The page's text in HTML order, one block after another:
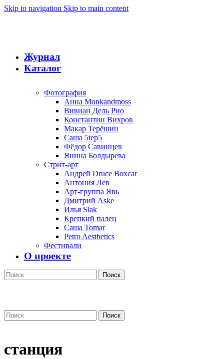
Skip to navigation Skip to main content
Журнал
Каталог
Фотография
Анна Monkandmoss
Вивиан Дель Рио
Константин Вихров
Макар Терёшин
Саша 5tep5
Фёдор Савинцев
Янина Болдырева
Стрит-арт
Андрей Druce Boxcar
Антония Лев
Арт-группа Явь
Дмитрий Aske
Илья Slak
Крепкий палец
Саша Tomar
Petro Aesthetics
Фестивали
О проекте
Поиск
Поиск
станция